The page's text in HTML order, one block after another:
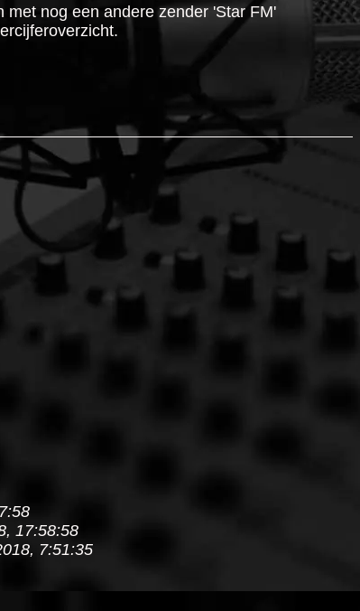
nog een andere zender 'Star FM'
17:58:58
7:51:35